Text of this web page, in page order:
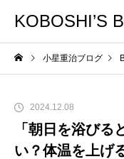
KOBOSHI’S
小星重治ブログ
2024.12.08
「朝日を浴びる
い？体温を上げ